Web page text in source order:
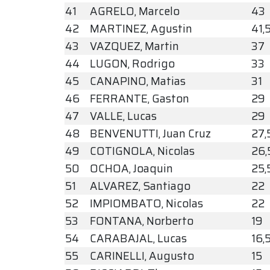
41
AGRELO, Marcelo
43
42
MARTINEZ, Agustin
43
VAZQUEZ, Martin
37
44
LUGON, Rodrigo
33
45
CANAPINO, Matias
31
46
FERRANTE, Gaston
29
47
VALLE, Lucas
29
48
BENVENUTTI, Juan Cruz
49
COTIGNOLA, Nicolas
50
OCHOA, Joaquin
51
ALVAREZ, Santiago
22
52
IMPIOMBATO, Nicolas
22
53
FONTANA, Norberto
19
54
CARABAJAL, Lucas
55
CARINELLI, Augusto
15